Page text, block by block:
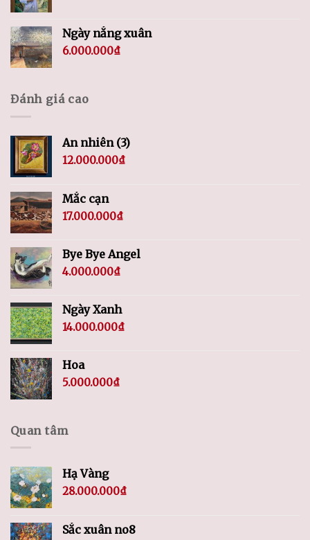
Ngày nắng xuân
6.000.000₫
Đánh giá cao
An nhiên (3)
12.000.000₫
Mắc cạn
17.000.000₫
Bye Bye Angel
4.000.000₫
Ngày Xanh
14.000.000₫
Hoa
5.000.000₫
Quan tâm
Hạ Vàng
28.000.000₫
Sắc xuân no8